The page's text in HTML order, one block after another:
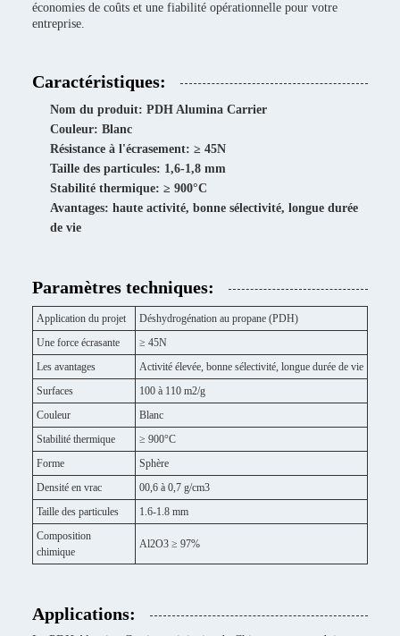
économies de coûts et une fiabilité opérationnelle pour votre
entreprise.
Caractéristiques:
Nom du produit: PDH Alumina Carrier
Couleur: Blanc
Résistance à l'écrasement: ≥ 45N
Taille des particules: 1,6-1,8 mm
Stabilité thermique: ≥ 900°C
Avantages: haute activité, bonne sélectivité, longue durée
de vie
Paramètres techniques:
Application du projet
Déshydrogénation au propane (PDH)
Une force écrasante
≥ 45N
Les avantages
Activité élevée, bonne sélectivité, longue durée de vie
Surfaces
100 à 110 m2/g
Couleur
Blanc
Stabilité thermique
≥ 900°C
Forme
Sphère
Densité en vrac
00,6 à 0,7 g/cm3
Taille des particules
1.6-1.8 mm
Composition
chimique
Al2O3 ≥ 97%
Applications: